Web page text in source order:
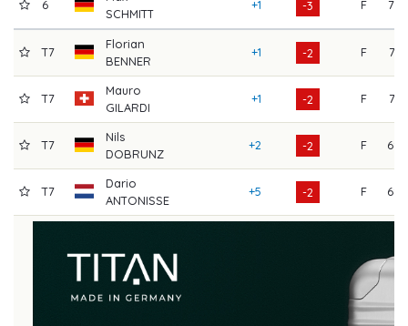
6
SCHMITT
+1 -3 F 72
T7
Florian
BENNER
+1 -2 F 71
T7
Mauro
GILARDI
+1 -2 F 71
T7
Nils
DOBRUNZ
+2 -2 F 68
T7
Dario
ANTONISSE
+5 -2 F 68